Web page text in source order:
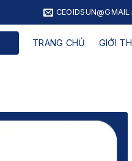
TRANG CHỦ GIỚI